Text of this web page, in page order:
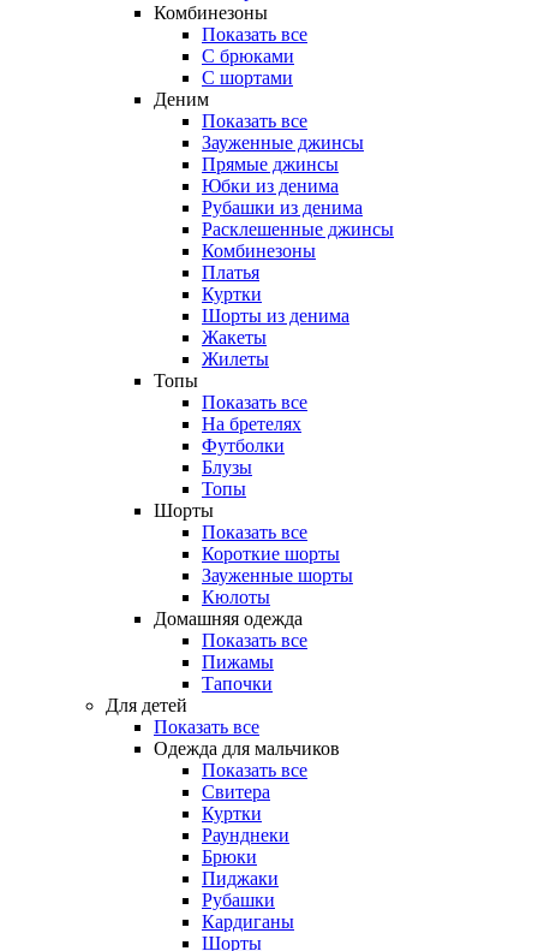
Комбинезоны
Показать все
С брюками
С шортами
Деним
Показать все
Зауженные джинсы
Прямые джинсы
Юбки из денима
Рубашки из денима
Расклешенные джинсы
Комбинезоны
Платья
Куртки
Шорты из денима
Жакеты
Жилеты
Топы
Показать все
На бретелях
Футболки
Блузы
Топы
Шорты
Показать все
Короткие шорты
Зауженные шорты
Кюлоты
Домашняя одежда
Показать все
Пижамы
Тапочки
Для детей
Показать все
Одежда для мальчиков
Показать все
Свитера
Куртки
Раунднеки
Брюки
Пиджаки
Рубашки
Кардиганы
Шорты